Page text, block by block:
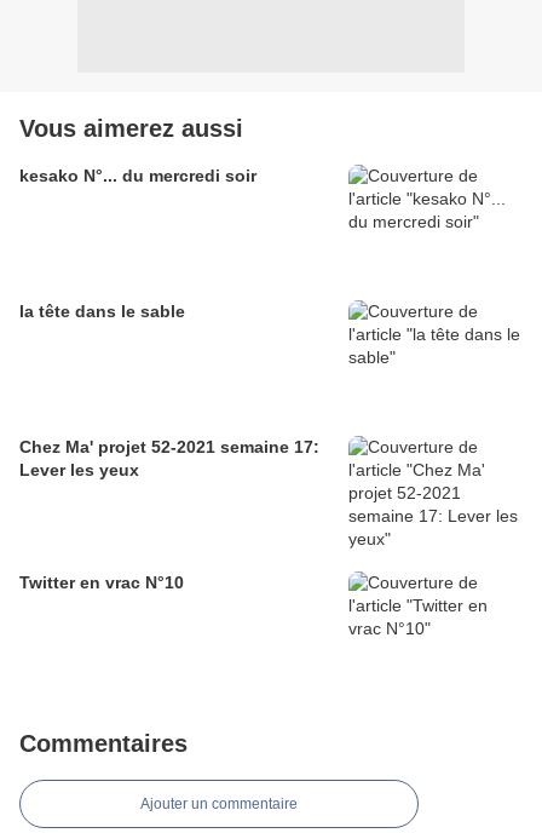
Vous aimerez aussi
kesako N°... du mercredi soir
la tête dans le sable
Chez Ma' projet 52-2021 semaine 17:
Lever les yeux
Twitter en vrac N°10
Commentaires
Ajouter un commentaire